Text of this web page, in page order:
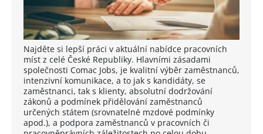
Najděte si lepší práci v aktuální nabídce pracovních
míst z celé České Republiky. Hlavními zásadami
společnosti Comac Jobs, je kvalitní výběr zaměstnanců,
intenzivní komunikace, a to jak s kandidáty, se
zaměstnanci, tak s klienty, absolutní dodržování
zákonů a podmínek přidělování zaměstnanců
určených státem (srovnatelné mzdové podmínky
apod.), a podpora zaměstnanců v pracovních či